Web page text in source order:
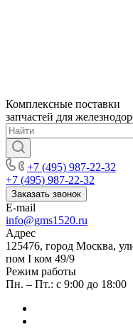
Комплексные поставки
запчастей для
+7 (495) 987-22-32
+7 (495) 987-22-32
Заказать звонок
E-mail
info@gms1520.ru
Адрес
125476, город Москва,
пом I ком 49/9
Режим работы
Пн. – Пт.: с 9:00 до 18:00